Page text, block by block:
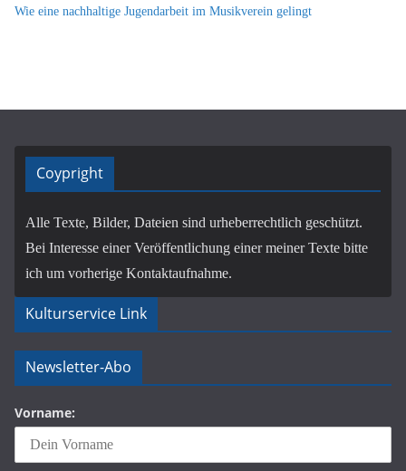
Wie eine nachhaltige Jugendarbeit im Musikverein gelingt
Coypright
Alle Texte, Bilder, Dateien sind urheberrechtlich geschützt.
Bei Interesse einer Veröffentlichung einer meiner Texte bitte
ich um vorherige Kontaktaufnahme.
Kulturservice Link
Newsletter-Abo
Vorname: